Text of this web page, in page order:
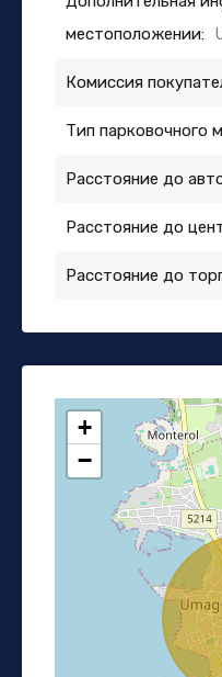
местоположении:
Комиссия
Тип парковочного
Расстояние до
Расстояние до
Расстояние до
+
−